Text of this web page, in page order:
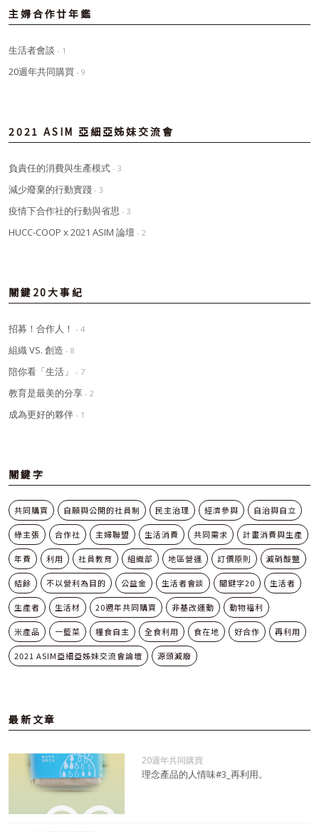
主婦合作廿年鑑
生活者會談 - 1
20週年共同購買 - 9
2021 ASIM 亞細亞姊妹交流會
負責任的消費與生產模式 - 3
減少廢棄的行動實踐 - 3
疫情下合作社的行動與省思 - 3
HUCC-COOP x 2021 ASIM 論壇 - 2
關鍵20大事紀
招募！合作人！ - 4
組織 VS. 創造 - 8
陪你看「生活」 - 7
教育是最美的分享 - 2
成為更好的夥伴 - 1
關鍵字
共同購買 自願與公開的社員制 民主治理 經濟參與 自治與自立
綠主張 合作社 主婦聯盟 生活消費 共同需求 計畫消費與生產
年費 利用 社員教育 組織部 地區營運 訂價原則 減硝酸鹽
結餘 不以營利為目的 公益金 生活者會談 關鍵字20 生活者
生產者 生活材 20週年共同購買 非基改運動 動物福利
米產品 一籃菜 糧食自主 全食利用 食在地 好合作 再利用
2021 ASIM亞細亞姊妹交流會論壇 源頭減廢
最新文章
20週年共同購買
理念產品的人情味#3_再利用。